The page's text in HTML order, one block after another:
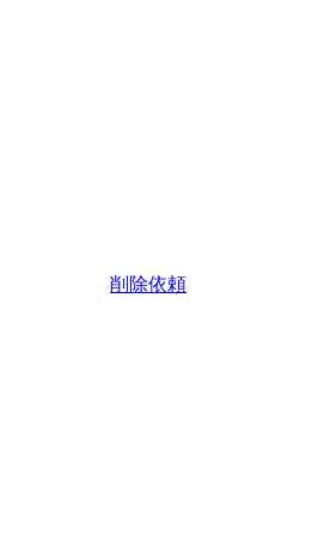
削除依頼